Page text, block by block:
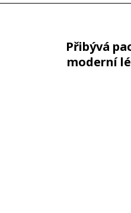
Přibývá
moderní